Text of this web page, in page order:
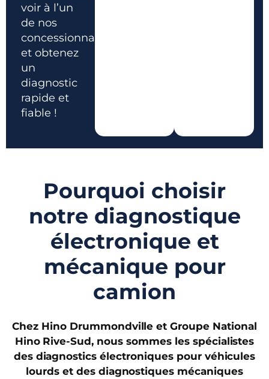
voir à l’un
de nos
concessionnaires
et obtenez
un
diagnostic
rapide et
fiable !
Pourquoi choisir
notre diagnostique
électronique et
mécanique pour
camion
Chez Hino Drummondville et Groupe National
Hino Rive-Sud, nous sommes les spécialistes
des diagnostics électroniques pour véhicules
lourds et des diagnostiques mécaniques